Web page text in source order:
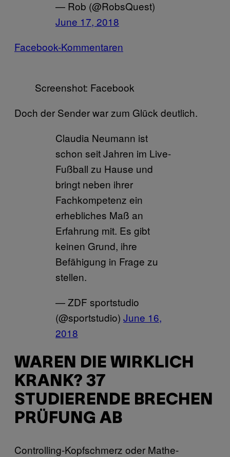
— Rob (@RobsQuest)
June 17, 2018
Facebook-Kommentaren
Screenshot: Facebook
Doch der Sender war zum Glück deutlich.
Claudia Neumann ist
schon seit Jahren im Live-
Fußball zu Hause und
bringt neben ihrer
Fachkompetenz ein
erhebliches Maß an
Erfahrung mit. Es gibt
keinen Grund, ihre
Befähigung in Frage zu
stellen.
— ZDF sportstudio
(@sportstudio) June 16,
2018
WAREN DIE WIRKLICH
KRANK? 37
STUDIERENDE BRECHEN
PRÜFUNG AB
Controlling-Kopfschmerz oder Mathe-